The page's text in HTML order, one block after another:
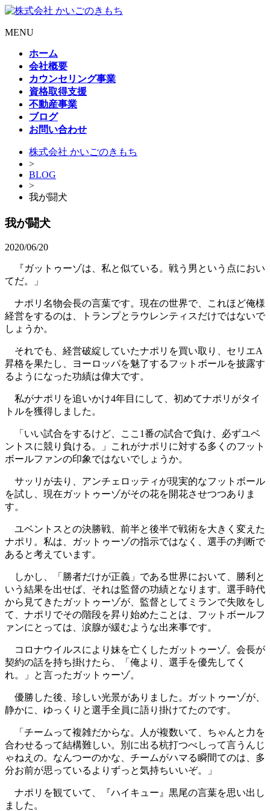
MENU
ホーム
会社概要
カウンセリング事業
資格取得支援
不動産事業
ブログ
お問い合わせ
株式会社 かいごのきもち
>
BLOG
>
我が闘犬
我が闘犬
2020/06/20
『ガットゥーゾは、私と似ている。戦う男という点におい
てだ。」
ナポリ名物会長の言葉です。現在の世界で、これほど俺様
経営をするのは、トランプとラウレンティスだけではないで
しょうか。
それでも、経営破綻していたナポリを買い取り、セリエA
昇格を果たし、ヨーロッパを魅了するフットボールを披露す
るようになった功績は偉大です。
私がナポリを追いかけ4年目にして、初めてナポリがタイ
トルを獲得しました。
「いい試合をするけど、ここ1番の試合で負け、必ずユベ
ントスに競り負ける。」これがナポリに対する多くのフット
ボールファンの印象ではないでしょうか。
サッリが去り、アンチェロッティが現実的なフットボール
を試し、現在ガットゥーゾがその花を開花させつつありま
す。
ユベントスとの決勝戦、前半と後半で戦術を大きく変えた
ナポリ。私は、ガットゥーゾの指示ではなく、選手の判断で
あると考えています。
しかし、「勝者だけが正義」である世界において、勝利と
いう結果を出せば、それは監督の功績となります。選手時代
から見てきたガットゥーゾが、監督としてミランで失敗をし
て、ナポリでその階段を昇り始めたことは、フットボールフ
ァンにとっては、涙腺が緩むような出来事です。
コロナウイルスにより妹を亡くしたガットゥーゾ。会長が
契約の話を持ち掛けたら、「俺より、選手を優先してく
れ。」と言ったガットゥーゾ。
優勝した後、珍しい光景がありました。ガットゥーゾが、
静かに、ゆっくりと選手全員に語り掛けてたのです。
「チームって複雑だからな。人が複数いて、ちゃんと力を
合わせるって結構難しい。別に出る杭打つべしって言うんじ
ゃねえの。なんつーのかな、チームがハマる瞬間てのは、多
分お前が思っているよりずっと気持ちいいぞ。」
ナポリを観ていて、『ハイキュー』黒尾の言葉を思い出し
ました。